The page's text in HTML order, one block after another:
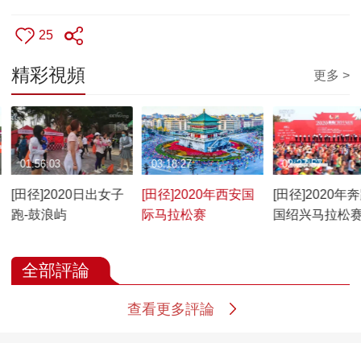
25
精彩視頻 更多 >
[田径]2020日出女子
跑-鼓浪屿
01:56:03
[田径]2020年西安国
际马拉松赛
03:18:27
[田径]2020年
国绍兴马拉松
02:27:57
全部評論
查看更多評論